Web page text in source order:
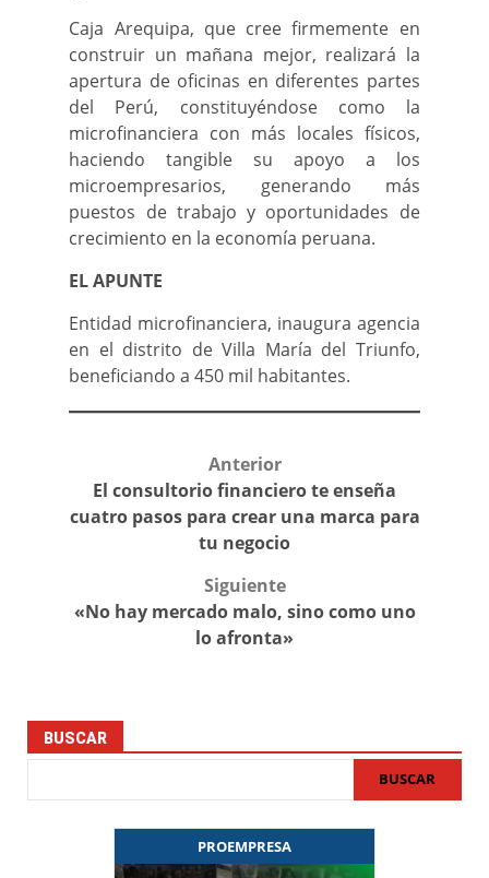
Caja Arequipa, que cree firmemente en
construir un mañana mejor, realizará la
apertura de oficinas en diferentes partes
del Perú, constituyéndose como la
microfinanciera con más locales físicos,
haciendo tangible su apoyo a los
microempresarios, generando más
puestos de trabajo y oportunidades de
crecimiento en la economía peruana.
EL APUNTE
Entidad microfinanciera, inaugura agencia
en el distrito de Villa María del Triunfo,
beneficiando a 450 mil habitantes.
navigation
Anterior
El consultorio financiero te enseña
cuatro pasos para crear una marca para
tu negocio
Siguiente
«No hay mercado malo, sino como uno
lo afronta»
BUSCAR
BUSCAR
PROEMPRESA